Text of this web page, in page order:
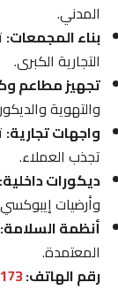
المدني.
بناء المجمعات:
التجارية الكبرى.
تجهيز مطاعم
والتهوية
واجهات تجارية:
تجذب العملاء.
ديكورات داخلية:
وأرضيات إيبوكسي
أنظمة السلامة:
المعتمدة.
رقم الهاتف: